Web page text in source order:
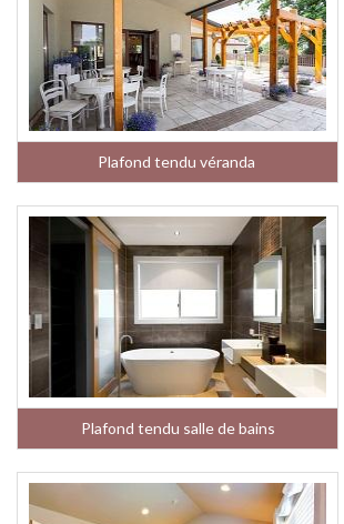
Plafond tendu véranda
Plafond tendu salle de bains